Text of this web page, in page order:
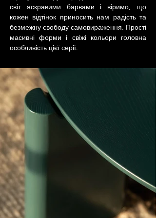
світ яскравими барвами і віримо, що
кожен відтінок приносить нам радість та
безмежну свободу самовираження. Прості
масивні форми і свіжі кольори головна
особливість цієї серії.